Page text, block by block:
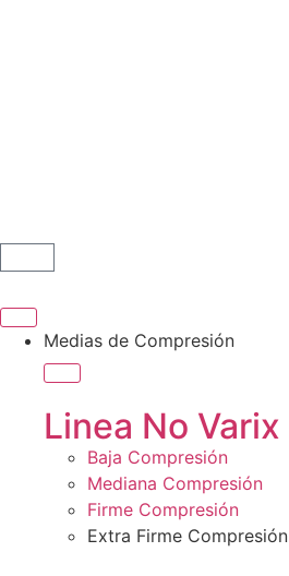
Medias de Compresión
Linea No Varix
Baja Compresión
Mediana Compresión
Firme Compresión
Extra Firme Compresión